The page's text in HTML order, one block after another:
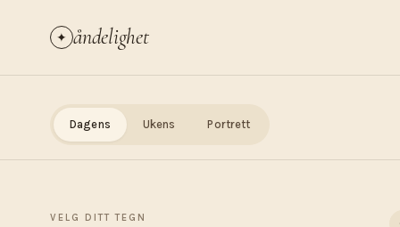
✦ åndelighet
Dagens Ukens Portrett
VELG DITT TEGN